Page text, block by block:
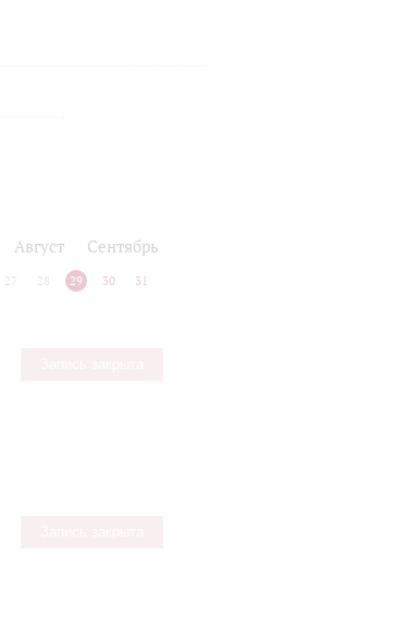
Август Сентябрь
27 28 29 30 31